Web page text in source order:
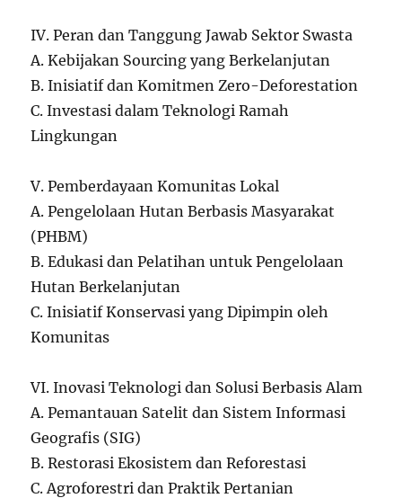
IV. Peran dan Tanggung Jawab Sektor Swasta
A. Kebijakan Sourcing yang Berkelanjutan
B. Inisiatif dan Komitmen Zero-Deforestation
C. Investasi dalam Teknologi Ramah
Lingkungan
V. Pemberdayaan Komunitas Lokal
A. Pengelolaan Hutan Berbasis Masyarakat
(PHBM)
B. Edukasi dan Pelatihan untuk Pengelolaan
Hutan Berkelanjutan
C. Inisiatif Konservasi yang Dipimpin oleh
Komunitas
VI. Inovasi Teknologi dan Solusi Berbasis Alam
A. Pemantauan Satelit dan Sistem Informasi
Geografis (SIG)
B. Restorasi Ekosistem dan Reforestasi
C. Agroforestri dan Praktik Pertanian